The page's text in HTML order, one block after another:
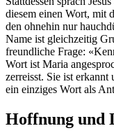
diesem einen Wort, mit
den ohnehin nur
Name ist gleichzeitig
freundliche Frage:
Wort ist Maria
zerreisst. Sie ist
ein einziges Wort als
Hoffnung und